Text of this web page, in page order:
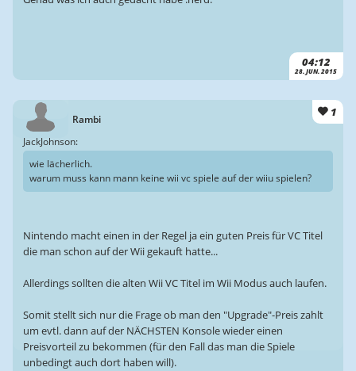
04:12
28. JUN. 2015
Rambi 1
JackJohnson:
wie lächerlich.
warum muss kann mann keine wii vc spiele auf der wiiu spielen?
Nintendo macht einen in der Regel ja ein guten Preis für VC Titel
die man schon auf der Wii gekauft hatte...
Allerdings sollten die alten Wii VC Titel im Wii Modus auch laufen.
Somit stellt sich nur die Frage ob man den "Upgrade"-Preis zahlt
um evtl. dann auf der NÄCHSTEN Konsole wieder einen
Preisvorteil zu bekommen (für den Fall das man die Spiele
unbedingt auch dort haben will).